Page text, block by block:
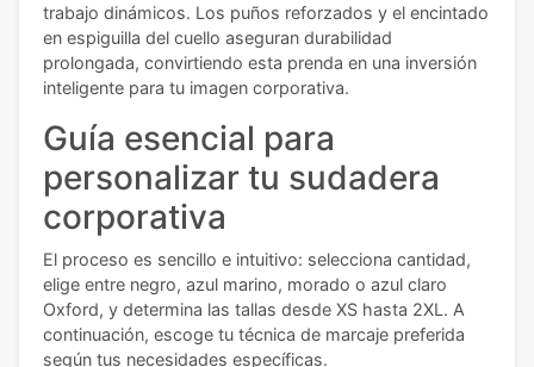
trabajo dinámicos. Los puños reforzados y el encintado
en espiguilla del cuello aseguran durabilidad
prolongada, convirtiendo esta prenda en una inversión
inteligente para tu imagen corporativa.
Guía esencial para
personalizar tu sudadera
corporativa
El proceso es sencillo e intuitivo: selecciona cantidad,
elige entre negro, azul marino, morado o azul claro
Oxford, y determina las tallas desde XS hasta 2XL. A
continuación, escoge tu técnica de marcaje preferida
según tus necesidades específicas.